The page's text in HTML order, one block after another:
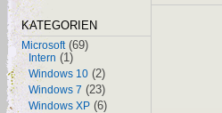
KATEGORIEN
Microsoft(69)
Intern (1)
Windows 10 (2)
Windows 7 (23)
Windows XP (6)